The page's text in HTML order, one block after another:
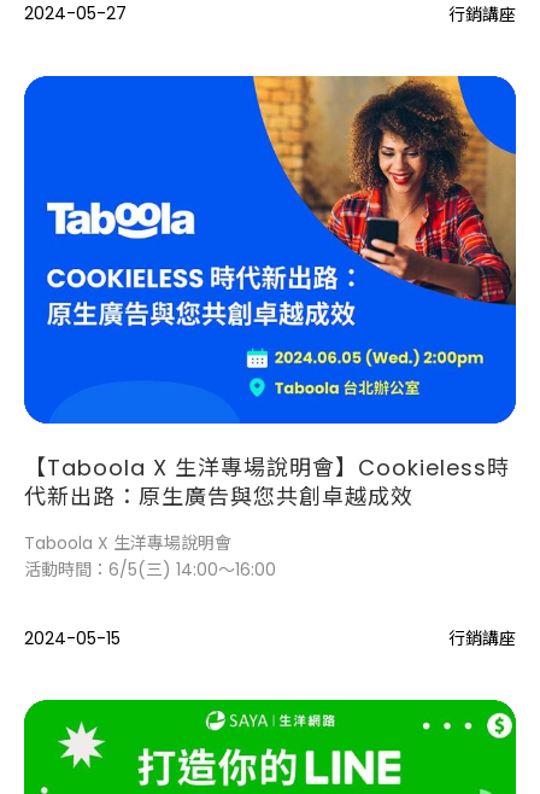
2024-05-27 行銷講座
【Taboola X 生洋專場說明會】Cookieless時
代新出路：原生廣告與您共創卓越成效
Taboola X 生洋專場說明會
活動時間：6/5(三) 14:00～16:00
2024-05-15 行銷講座